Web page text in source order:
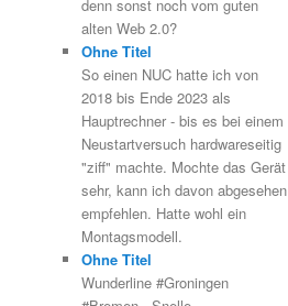
denn sonst noch vom guten
alten Web 2.0?
Ohne Titel
So einen NUC hatte ich von
2018 bis Ende 2023 als
Hauptrechner - bis es bei einem
Neustartversuch hardwareseitig
"ziff" machte. Mochte das Gerät
sehr, kann ich davon abgesehen
empfehlen. Hatte wohl ein
Montagsmodell.
Ohne Titel
Wunderline #Groningen